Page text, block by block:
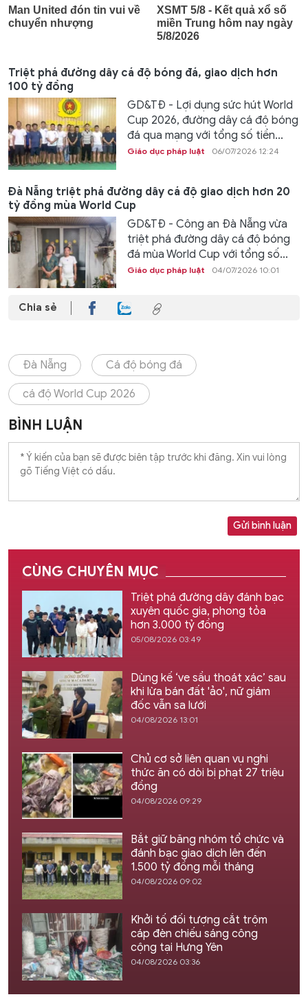
Triệt phá đường dây cá độ bóng đá, giao dịch hơn
100 tỷ đồng
GD&TĐ - Lợi dụng sức hút World
Cup 2026, đường dây cá độ bóng
đá qua mạng với tổng số tiền...
Giáo dục pháp luật 06/07/2026 12:24
Đà Nẵng triệt phá đường dây cá độ giao dịch hơn 20
tỷ đồng mùa World Cup
GD&TĐ - Công an Đà Nẵng vừa
triệt phá đường dây cá độ bóng
đá mùa World Cup với tổng số...
Giáo dục pháp luật 04/07/2026 10:01
Chia sẻ
Đà Nẵng Cá độ bóng đá
cá độ World Cup 2026
BÌNH LUẬN
Gửi bình luận
CÙNG CHUYÊN MỤC
Triệt phá đường dây đánh bạc
xuyên quốc gia, phong tỏa
hơn 3.000 tỷ đồng
05/08/2026 03:49
Dùng kế ‘ve sầu thoát xác’ sau
khi lừa bán đất 'ảo', nữ giám
đốc vẫn sa lưới
04/08/2026 13:01
Chủ cơ sở liên quan vụ nghi
thức ăn có dòi bị phạt 27 triệu
đồng
04/08/2026 09:29
Bắt giữ băng nhóm tổ chức và
đánh bạc giao dịch lên đến
1.500 tỷ đồng mỗi tháng
04/08/2026 09:02
Khởi tố đối tượng cắt trộm
cáp đèn chiếu sáng công
cộng tại Hưng Yên
04/08/2026 03:36